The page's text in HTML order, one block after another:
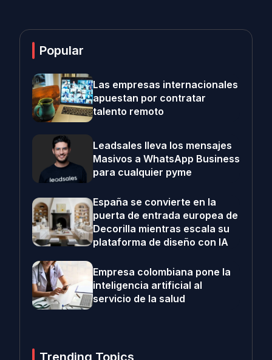
Popular
Las empresas internacionales
apuestan por contratar
talento remoto
Leadsales lleva los mensajes
Masivos a WhatsApp Business
para cualquier pyme
España se convierte en la
puerta de entrada europea de
Decorilla mientras escala su
plataforma de diseño con IA
Empresa colombiana pone la
inteligencia artificial al
servicio de la salud
Trending Topics